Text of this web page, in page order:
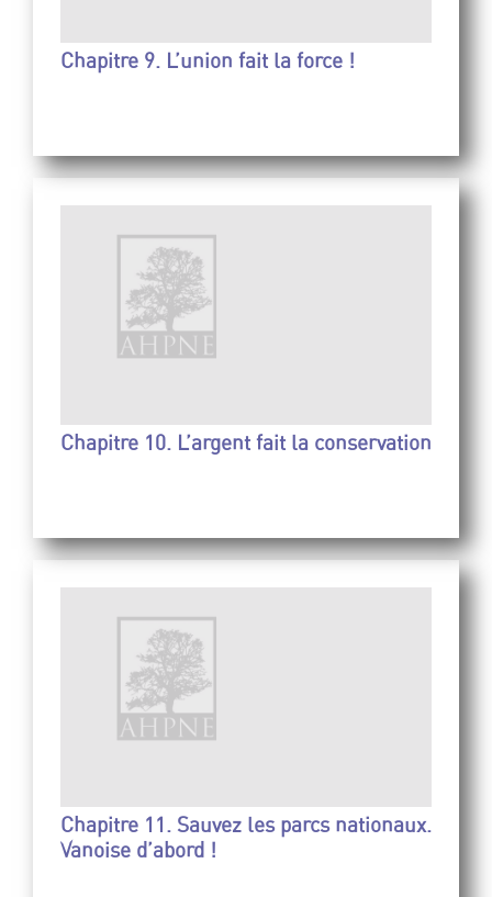
Chapitre 9. L’union fait la force !
Chapitre 10. L’argent fait la conservation
Chapitre 11. Sauvez les parcs nationaux.
Vanoise d’abord !